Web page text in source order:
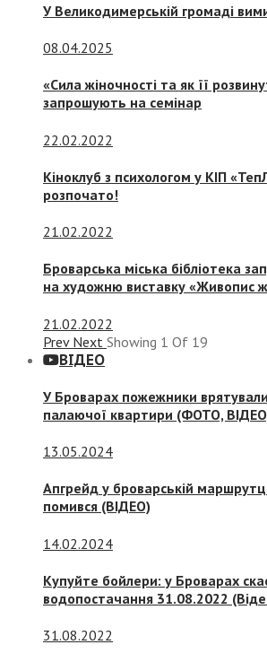
У Великодимерській громаді
08.04.2025
«Сила жіночності та як її
запрошують на семінар
22.02.2022
Кіноклуб з психологом у КІП
розпочато!
21.02.2022
Броварська міська бібліотека
на художню виставку «Живопис
21.02.2022
Prev Next Showing 1 Of 19
ВІДЕО
У Броварах пожежники
палаючої квартири (ФОТО,
13.05.2024
Апгрейд у броварській
помився (ВІДЕО)
14.02.2024
Купуйте бойлери: у Броварах
водопостачання 31.08.2022
31.08.2022